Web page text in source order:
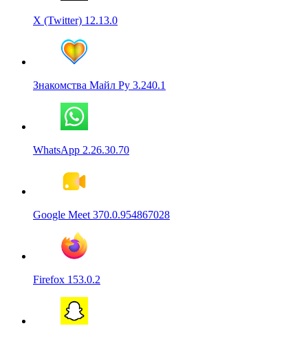
X (Twitter) 12.13.0
Знакомства Майл Ру 3.240.1
WhatsApp 2.26.30.70
Google Meet 370.0.954867028
Firefox 153.0.2